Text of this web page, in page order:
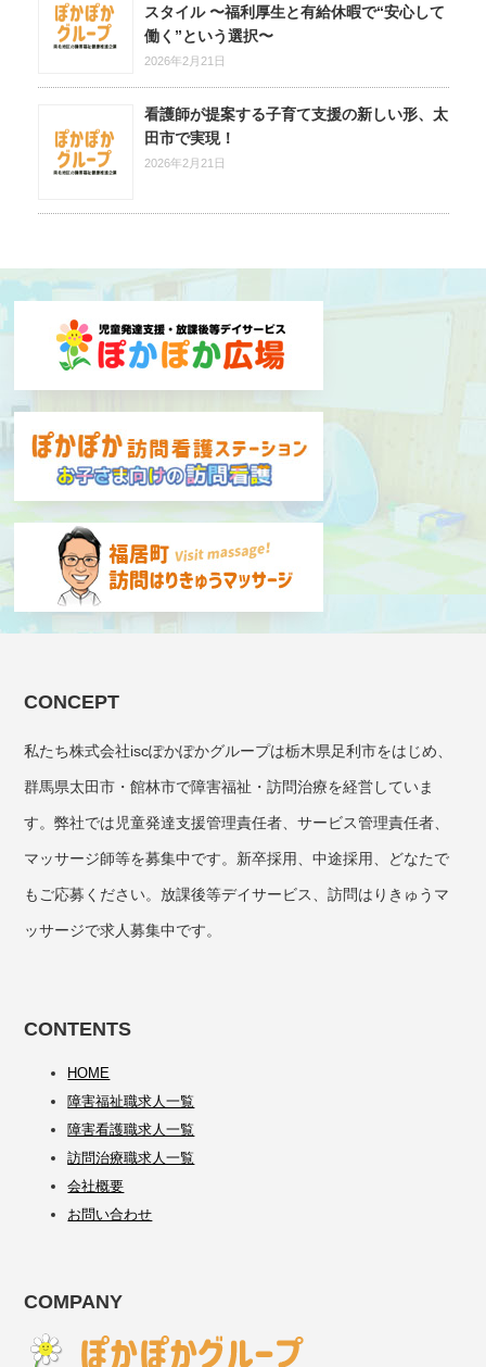
スタイル 〜福利厚生と有給休暇で“安心して
働く”という選択〜
2026年2月21日
看護師が提案する子育て支援の新しい形、太
田市で実現！
2026年2月21日
CONCEPT
私たち株式会社iscぽかぽかグループは栃木県足利市をはじめ、
群馬県太田市・館林市で障害福祉・訪問治療を経営していま
す。弊社では児童発達支援管理責任者、サービス管理責任者、
マッサージ師等を募集中です。新卒採用、中途採用、どなたで
もご応募ください。放課後等デイサービス、訪問はりきゅうマ
ッサージで求人募集中です。
CONTENTS
HOME
障害福祉職求人一覧
障害看護職求人一覧
訪問治療職求人一覧
会社概要
お問い合わせ
COMPANY